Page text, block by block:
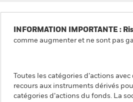
INFORMATION IMPORTANTE :
comme augmenter et ne sont pas
Toutes les catégories d’actions
recours aux instruments dérivés
catégories d’actions du fonds. La